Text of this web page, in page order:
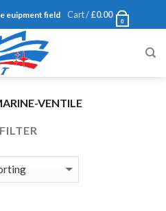
euipment field Cart /£0.00
0
VENTILE
FILTER